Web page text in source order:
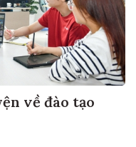
về đào tạo